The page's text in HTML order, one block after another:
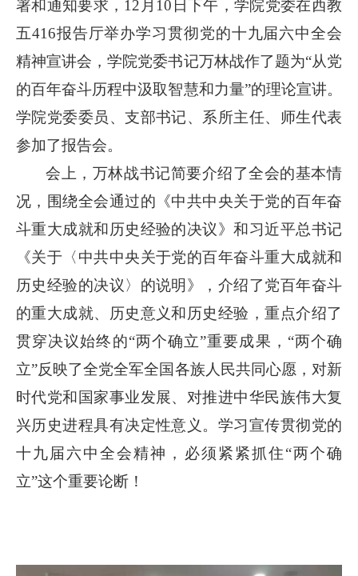
署和通知要求，12月10日下午，学院党委在西教
五416报告厅举办学习贯彻党的十九届六中全会
精神宣讲会，学院党委书记万林战作了题为“从党
的百年奋斗历程中汲取智慧和力量”的理论宣讲。
学院党委委员、支部书记、系所主任、师生代表
参加了报告会。
会上，万林战书记简要介绍了全会的基本情
况，围绕全会通过的《中共中央关于党的百年奋
斗重大成就和历史经验的决议》和习近平总书记
《关于〈中共中央关于党的百年奋斗重大成就和
历史经验的决议〉的说明》，介绍了党百年奋斗
的重大成就、历史意义和历史经验，重点介绍了
贯穿决议始终的“两个确立”重要成果，“两个确
立”反映了全党全军全国各族人民共同心愿，对新
时代党和国家事业发展、对推进中华民族伟大复
兴历史进程具有决定性意义。学习宣传贯彻党的
十九届六中全会精神，必须紧紧抓住“两个确
立”这个重要论断！